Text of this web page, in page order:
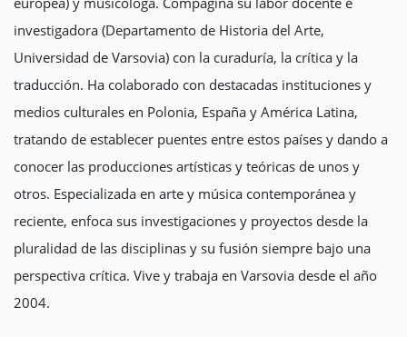
investigadora (Departamento de Historia del Arte,
Universidad de Varsovia) con la curaduría, la crítica y la
traducción. Ha colaborado con destacadas instituciones y
medios culturales en Polonia, España y América Latina,
tratando de establecer puentes entre estos países y dando a
conocer las producciones artísticas y teóricas de unos y
otros. Especializada en arte y música contemporánea y
reciente, enfoca sus investigaciones y proyectos desde la
pluralidad de las disciplinas y su fusión siempre bajo una
perspectiva crítica. Vive y trabaja en Varsovia desde el año
2004.